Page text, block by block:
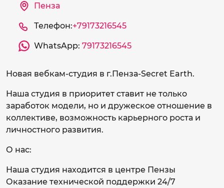
Пенза
Телефон:+79173216545
WhatsApp: 79173216545
Новая вебкам-студия в г.Пенза-Secret Earth.
Наша студия в приоритет ставит не только
заработок модели, но и дружеское отношение в
коллективе, возможность карьерного роста и
личностного развития.
О нас:
Наша студия находится в центре Пензы
Оказание технической поддержки 24/7